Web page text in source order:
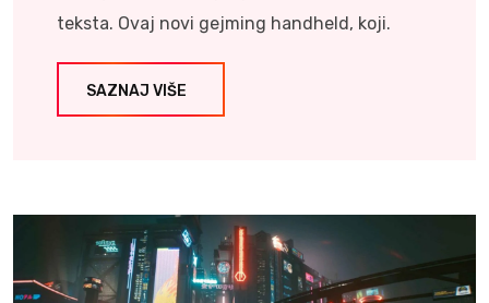
teksta. Ovaj novi gejming handheld, koji.
SAZNAJ VIŠE